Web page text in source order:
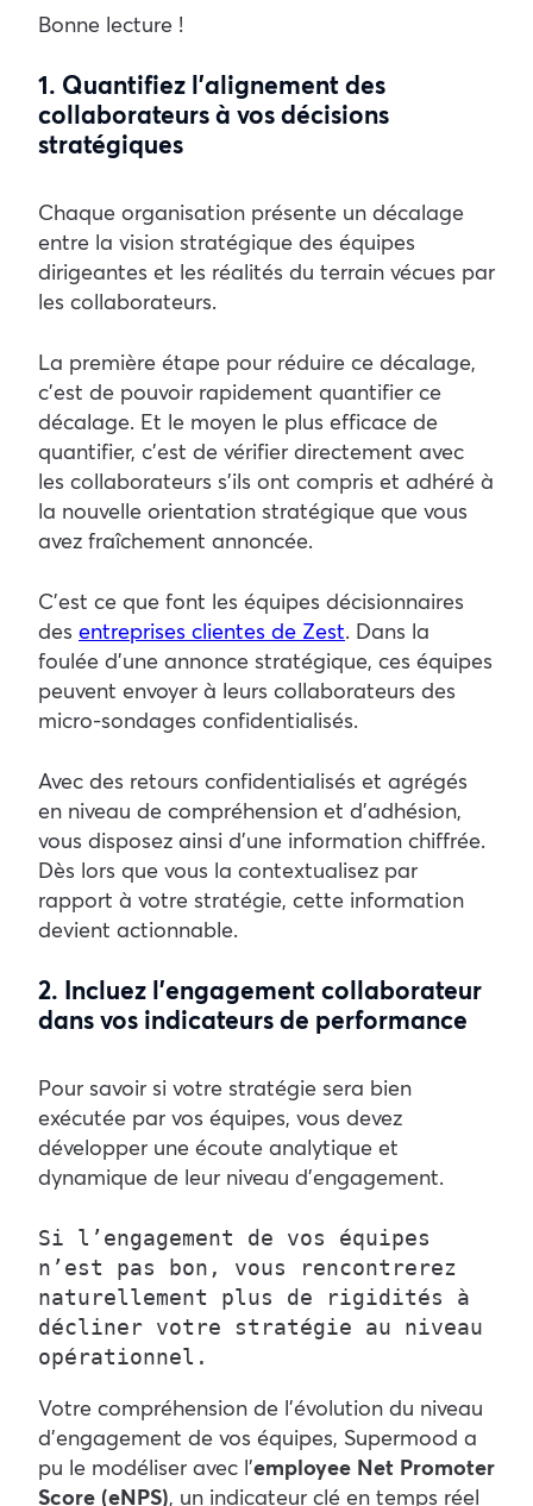
Bonne lecture !
1. Quantifiez l’alignement des
collaborateurs à vos décisions
stratégiques
Chaque organisation présente un décalage
entre la vision stratégique des équipes
dirigeantes et les réalités du terrain vécues par
les collaborateurs.
La première étape pour réduire ce décalage,
c’est de pouvoir rapidement quantifier ce
décalage. Et le moyen le plus efficace de
quantifier, c’est de vérifier directement avec
les collaborateurs s’ils ont compris et adhéré à
la nouvelle orientation stratégique que vous
avez fraîchement annoncée.
C’est ce que font les équipes décisionnaires
des entreprises clientes de Zest. Dans la
foulée d’une annonce stratégique, ces équipes
peuvent envoyer à leurs collaborateurs des
micro-sondages confidentialisés.
Avec des retours confidentialisés et agrégés
en niveau de compréhension et d’adhésion,
vous disposez ainsi d’une information chiffrée.
Dès lors que vous la contextualisez par
rapport à votre stratégie, cette information
devient actionnable.
2. Incluez l’engagement collaborateur
dans vos indicateurs de performance
Pour savoir si votre stratégie sera bien
exécutée par vos équipes, vous devez
développer une écoute analytique et
dynamique de leur niveau d’engagement.
Si l’engagement de vos équipes
n’est pas bon, vous rencontrerez
naturellement plus de rigidités à
décliner votre stratégie au niveau
opérationnel.
Votre compréhension de l’évolution du niveau
d’engagement de vos équipes, Supermood a
pu le modéliser avec l’employee Net Promoter
Score (eNPS), un indicateur clé en temps réel